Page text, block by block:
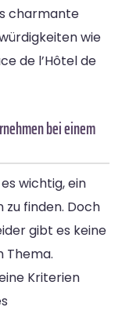
charmante
wie
de l’Hôtel de
bei einem
wichtig, ein
finden. Doch
gibt es keine
Thema.
Kriterien